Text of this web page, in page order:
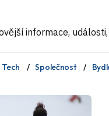
informace,
Tech Společnost